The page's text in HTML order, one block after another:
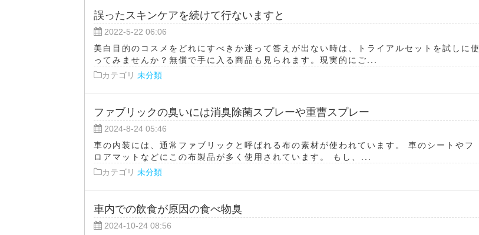
誤ったスキンケアを続けて行ないますと
2022-5-22 06:06
美白目的のコスメをどれにすべきか迷って答えが出ない時は、トライアルセットを試しに使
ってみませんか？無償で手に入る商品も見られます。現実的にご...
カテゴリ 未分類
ファブリックの臭いには消臭除菌スプレーや重曹スプレー
2024-8-24 05:46
車の内装には、通常ファブリックと呼ばれる布の素材が使われています。 車のシートやフ
ロアマットなどにこの布製品が多く使用されています。 もし、...
カテゴリ 未分類
車内での飲食が原因の食べ物臭
2024-10-24 08:56